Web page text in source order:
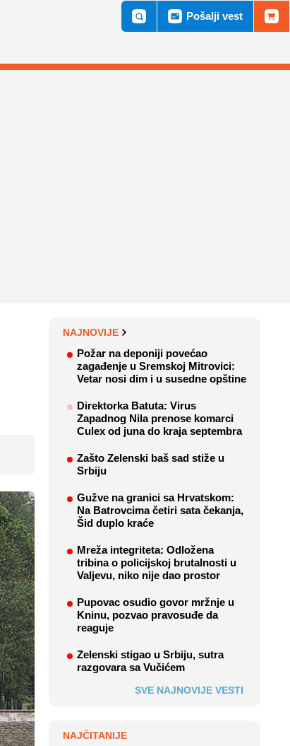
Pošalji vest
NAJNOVIJE
Požar na deponiji povećao
zagađenje u Sremskoj Mitrovici:
Vetar nosi dim i u susedne opštine
Direktorka Batuta: Virus
Zapadnog Nila prenose komarci
Culex od juna do kraja septembra
Zašto Zelenski baš sad stiže u
Srbiju
Gužve na granici sa Hrvatskom:
Na Batrovcima četiri sata čekanja,
Šid duplo kraće
Mreža integriteta: Odložena
tribina o policijskoj brutalnosti u
Valjevu, niko nije dao prostor
Pupovac osudio govor mržnje u
Kninu, pozvao pravosuđe da
reaguje
Zelenski stigao u Srbiju, sutra
razgovara sa Vučićem
SVE NAJNOVIJE VESTI
NAJČITANIJE